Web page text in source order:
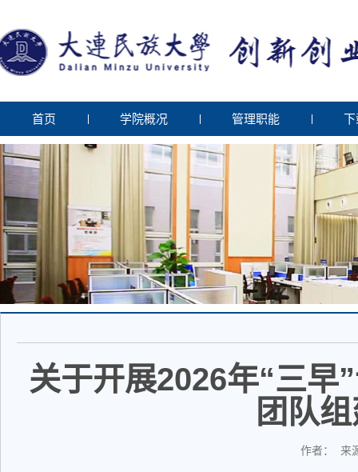
首页 学院概况 管理职能 下
关于开展2026年“三早
团队
作者： 来